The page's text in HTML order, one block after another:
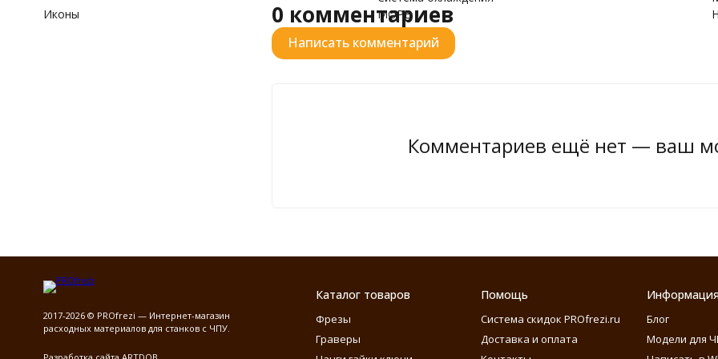
Иконы
МОРЕ
0 комментариев
Написать комментарий
Комментариев ещё нет — ваш
2017-2026 © PROfrezi — Интернет-магазин
расходных материалов для станков с ЧПУ.
Каталог товаров
Фрезы
Граверы
Помощь
Система скидок PROfrezi.ru
Доставка и оплата
Блог
Модели для